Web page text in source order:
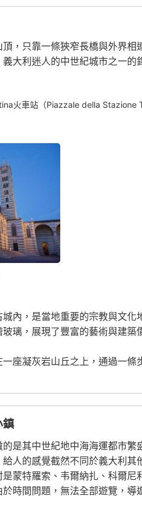
，只靠一條狹窄長橋與外界
大利迷人的中世紀城市之一
火車站（Piazzale della Stazione
內，是當地重要的宗教與文
璃，展現了豐富的藝術與建
座凝灰岩山丘之上，通過一
鎮
是其中世紀地中海海運都市
人的感覺截然不同於義大利
蒙特羅索、韦爾納扎、科爾
時間問題，無法全部遊覽，